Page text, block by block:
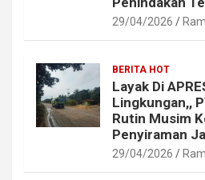
29/04/2026
BERITA HOT
Layak Di
Lingkungan,,
Rutin Musim
Penyiraman
29/04/2026